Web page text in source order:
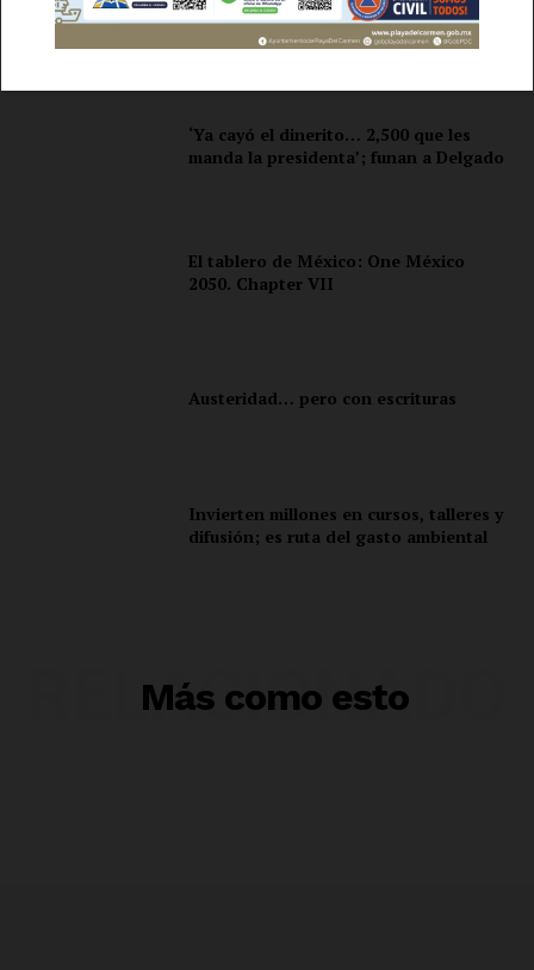
Nosotros
Política de privacidad
Información Propietaria / Financiación
Lunes 10 de agosto del 2026
‘Ya cayó el dinerito… 2,500 que les
manda la presidenta’; funan a Delgado
El tablero de México: One México
2050. Chapter VII
Austeridad… pero con escrituras
Invierten millones en cursos, talleres y
difusión; es ruta del gasto ambiental
Más como esto
RELACIONADO